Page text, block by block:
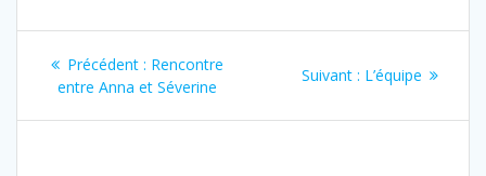
Navigation
de
Précédent : Article
précédent
Rencontre
entre Anna et Séverine
Suivant : Article
:
L’équipe